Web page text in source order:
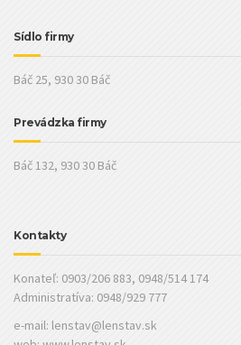
Sídlo firmy
Báč 25, 930 30 Báč
Prevádzka firmy
Báč 132, 930 30 Báč
Kontakty
Konateľ: 0903/206 883, 0948/514 174
Administratíva: 0948/929 777
e-mail: lenstav@lenstav.sk